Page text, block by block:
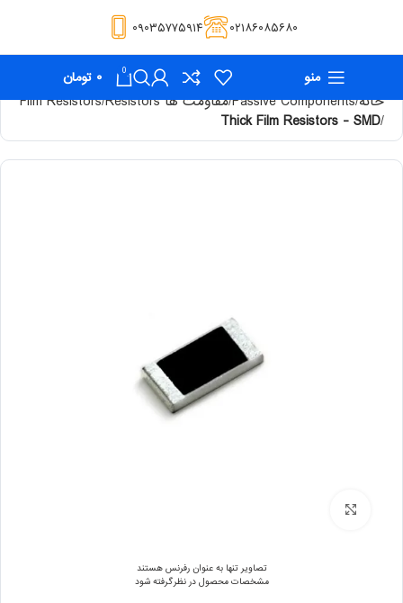
۰۲۱۸۶۰۸۵۶۸۰ ۰۹۰۳۵۷۷۵۹۱۴
منو 0 ۰ تومان
خانهPassive Componentsمقاومت ها Resistors
Film Resistors
Thick Film Resistors - SMD
تصاویر تنها به عنوان رفرنس هستند
مشخصات محصول در نظر گرفته شود